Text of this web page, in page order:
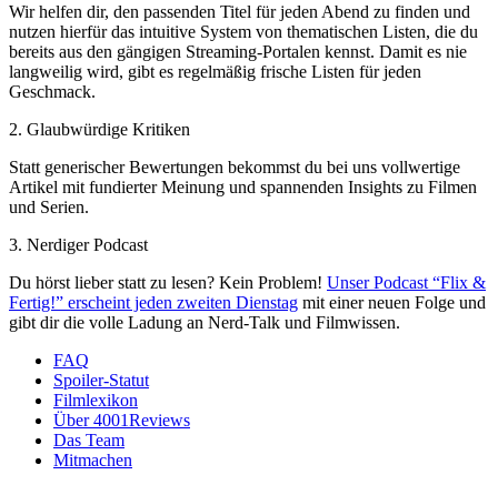
Wir helfen dir, den passenden Titel für jeden Abend zu finden und
nutzen hierfür das intuitive System von thematischen Listen, die du
bereits aus den gängigen Streaming-Portalen kennst. Damit es nie
langweilig wird, gibt es regelmäßig frische Listen für jeden
Geschmack.
2. Glaubwürdige Kritiken
Statt generischer Bewertungen bekommst du bei uns vollwertige
Artikel mit fundierter Meinung und spannenden Insights zu Filmen
und Serien.
3. Nerdiger Podcast
Du hörst lieber statt zu lesen? Kein Problem! Unser Podcast “Flix &
Fertig!” erscheint jeden zweiten Dienstag mit einer neuen Folge und
gibt dir die volle Ladung an Nerd-Talk und Filmwissen.
FAQ
Spoiler-Statut
Filmlexikon
Über 4001Reviews
Das Team
Mitmachen